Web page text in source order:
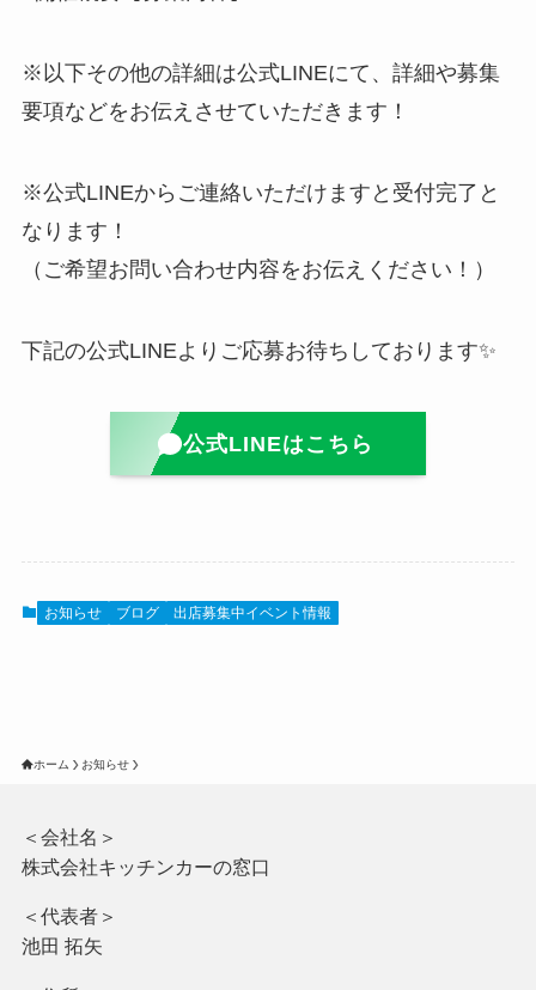
※以下その他の詳細は公式LINEにて、詳細や募集
要項などをお伝えさせていただきます！
※公式LINEからご連絡いただけますと受付完了と
なります！
（ご希望お問い合わせ内容をお伝えください！）
下記の公式LINEよりご応募お待ちしております✨
公式LINEはこちら
お知らせ ブログ 出店募集中イベント情報
ホーム お知らせ
＜会社名＞
株式会社キッチンカーの窓口
＜代表者＞
池田 拓矢